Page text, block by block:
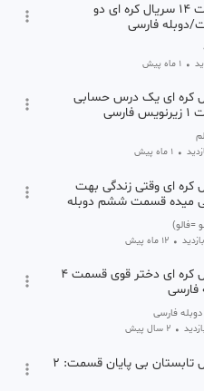
قسمت ۱۴ سریال کره ای دو
دوبله فارسی
• 1 ماه پیش
کره ای یک درس حسابی
• 1 ماه پیش
کره ای وقتی زندگی بهت
میده قسمت ششم دوبله
=فالو)
• 12 ماه پیش
سریال کره ای دختر قوی قسمت ۴
فارسی
فارسی
• 2 سال پیش
تابستان بی پایان قسمت: 2